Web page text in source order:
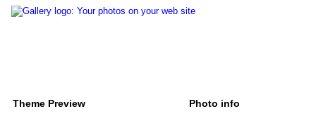
Theme Preview
Photo info